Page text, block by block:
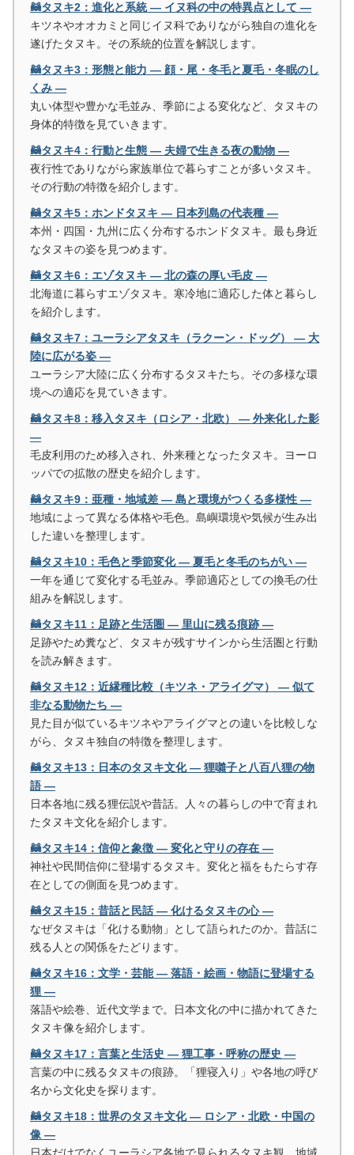
🦝タヌキ2：進化と系統 ― イヌ科の中の特異点として ―
キツネやオオカミと同じイヌ科でありながら独自の進化を
遂げたタヌキ。その系統的位置を解説します。
🦝タヌキ3：形態と能力 ― 顔・尾・冬毛と夏毛・冬眠のし
くみ ―
丸い体型や豊かな毛並み、季節による変化など、タヌキの
身体的特徴を見ていきます。
🦝タヌキ4：行動と生態 ― 夫婦で生きる夜の動物 ―
夜行性でありながら家族単位で暮らすことが多いタヌキ。
その行動の特徴を紹介します。
🦝タヌキ5：ホンドタヌキ ― 日本列島の代表種 ―
本州・四国・九州に広く分布するホンドタヌキ。最も身近
なタヌキの姿を見つめます。
🦝タヌキ6：エゾタヌキ ― 北の森の厚い毛皮 ―
北海道に暮らすエゾタヌキ。寒冷地に適応した体と暮らし
を紹介します。
🦝タヌキ7：ユーラシアタヌキ（ラクーン・ドッグ） ― 大
陸に広がる姿 ―
ユーラシア大陸に広く分布するタヌキたち。その多様な環
境への適応を見ていきます。
🦝タヌキ8：移入タヌキ（ロシア・北欧） ― 外来化した影
―
毛皮利用のため移入され、外来種となったタヌキ。ヨーロ
ッパでの拡散の歴史を紹介します。
🦝タヌキ9：亜種・地域差 ― 島と環境がつくる多様性 ―
地域によって異なる体格や毛色。島嶼環境や気候が生み出
した違いを整理します。
🦝タヌキ10：毛色と季節変化 ― 夏毛と冬毛のちがい ―
一年を通じて変化する毛並み。季節適応としての換毛の仕
組みを解説します。
🦝タヌキ11：足跡と生活圏 ― 里山に残る痕跡 ―
足跡やため糞など、タヌキが残すサインから生活圏と行動
を読み解きます。
🦝タヌキ12：近縁種比較（キツネ・アライグマ） ― 似て
非なる動物たち ―
見た目が似ているキツネやアライグマとの違いを比較しな
がら、タヌキ独自の特徴を整理します。
🦝タヌキ13：日本のタヌキ文化 ― 狸囃子と八百八狸の物
語 ―
日本各地に残る狸伝説や昔話。人々の暮らしの中で育まれ
たタヌキ文化を紹介します。
🦝タヌキ14：信仰と象徴 ― 変化と守りの存在 ―
神社や民間信仰に登場するタヌキ。変化と福をもたらす存
在としての側面を見つめます。
🦝タヌキ15：昔話と民話 ― 化けるタヌキの心 ―
なぜタヌキは「化ける動物」として語られたのか。昔話に
残る人との関係をたどります。
🦝タヌキ16：文学・芸能 ― 落語・絵画・物語に登場する
狸 ―
落語や絵巻、近代文学まで。日本文化の中に描かれてきた
タヌキ像を紹介します。
🦝タヌキ17：言葉と生活史 ― 狸工事・呼称の歴史 ―
言葉の中に残るタヌキの痕跡。「狸寝入り」や各地の呼び
名から文化史を探ります。
🦝タヌキ18：世界のタヌキ文化 ― ロシア・北欧・中国の
像 ―